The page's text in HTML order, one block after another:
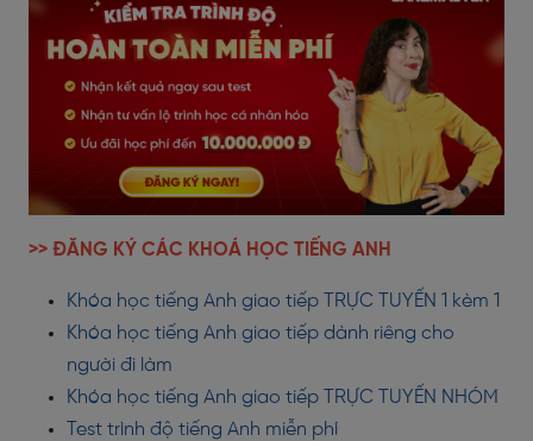
>> ĐĂNG KÝ CÁC KHOÁ HỌC TIẾNG ANH
Khóa học tiếng Anh giao tiếp TRỰC TUYẾN 1 kèm 1
Khóa học tiếng Anh giao tiếp dành riêng cho
người đi làm
Khóa học tiếng Anh giao tiếp TRỰC TUYẾN NHÓM
Test trình độ tiếng Anh miễn phí